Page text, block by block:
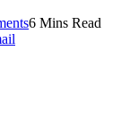
6 Mins Read